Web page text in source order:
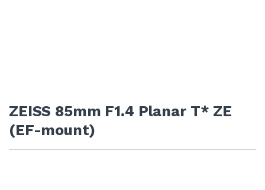
ZEISS 85mm F1.4 Planar T* ZE
(EF-mount)